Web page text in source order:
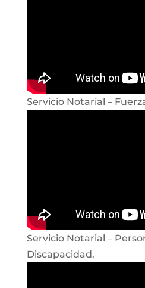
Servicio Notarial –
Servicio Notarial –
Discapacidad.